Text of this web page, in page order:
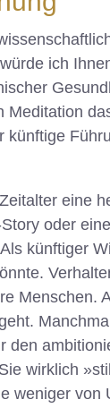
ich
Meditation
eine
oder
künftiger
Menschen.
den
wirklich
weniger